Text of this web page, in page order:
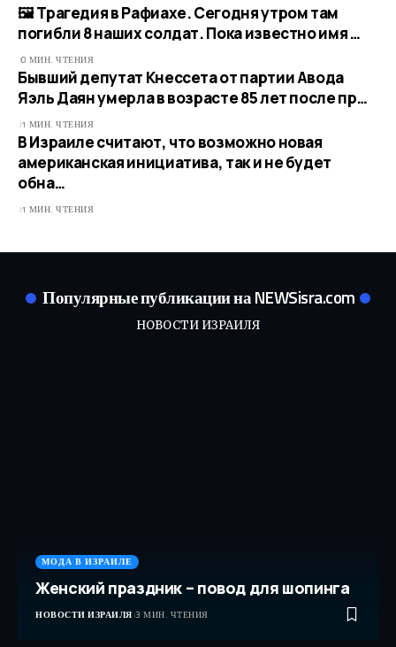
🖼 Трагедия в Рафиахе. Сегодня утром там
погибли 8 наших солдат. Пока известно имя …
0 МИН. ЧТЕНИЯ
Бывший депутат Кнессета от партии Авода
Яэль Даян умерла в возрасте 85 лет после пр…
1 МИН. ЧТЕНИЯ
В Израиле считают, что возможно новая
американская инициатива, так и не будет
обна…
1 МИН. ЧТЕНИЯ
Популярные публикации на NEWSisra.com
НОВОСТИ ИЗРАИЛЯ
МОДА В ИЗРАИЛЕ
Женский праздник – повод для шопинга
НОВОСТИ ИЗРАИЛЯ 3 МИН. ЧТЕНИЯ